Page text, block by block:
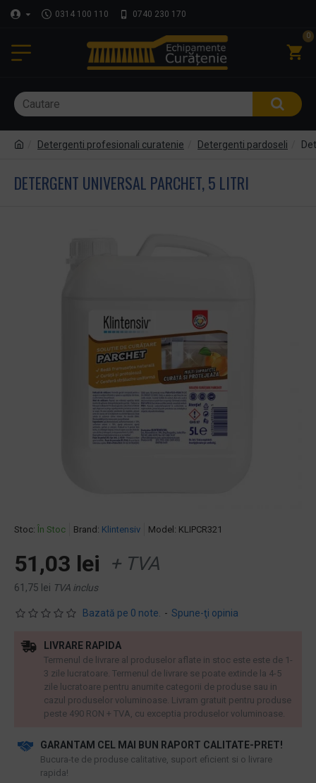
0314 100 110 0740 230 170
0
Detergenti profesionali curatenie Detergenti pardoseli
DETERGENT UNIVERSAL PARCHET, 5 LITRI
Stoc: În Stoc Brand: Klintensiv Model: KLIPCR321
Bazată pe 0 note. - Spune-ţi opinia
51,03 lei + TVA
61,75 lei TVA inclus
GARANTAM CEL MAI BUN RAPORT CALITATE-PRET!
​Bucura-te de produse calitative, suport eficient si o livrare
rapida!
LIVRARE RAPIDA
Termenul de livrare al produselor aflate in stoc este este de 1-
3 zile lucratoare. Termenul de livrare se poate extinde la 4-5
zile lucratoare pentru anumite categorii de produse sau in
cazul produselor voluminoase. Livram gratuit pentru produse
peste 490 RON + TVA, cu exceptia produselor voluminoase.